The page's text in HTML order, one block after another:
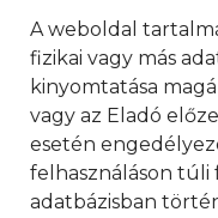
A weboldal
fizikai vagy más
kinyomtatása
vagy az Eladó
esetén
felhasználáson túli
adatbázisban